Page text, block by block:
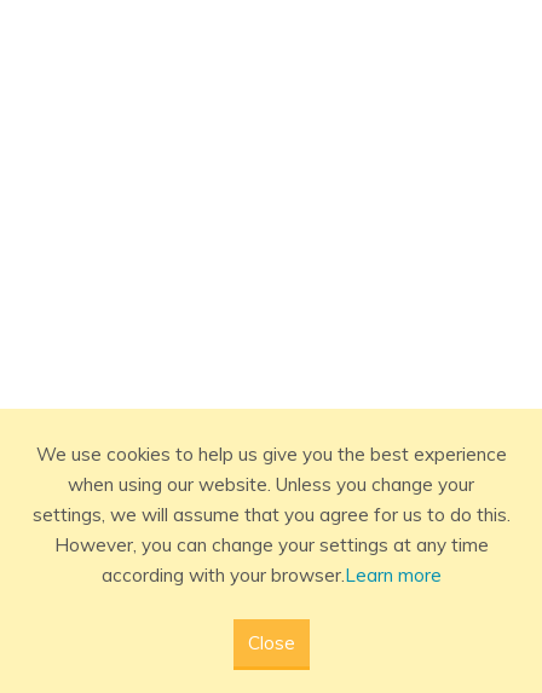
We use cookies to help us give you the best experience
when using our website. Unless you change your
settings, we will assume that you agree for us to do this.
However, you can change your settings at any time
according with your browser.Learn more
Close